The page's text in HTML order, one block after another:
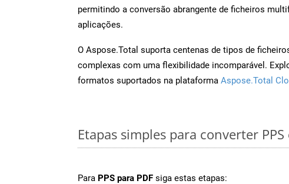
permitindo a conversão abrangente de ficheiros
aplicações.
O Aspose.Total suporta centenas de tipos de
complexas com uma flexibilidade incomparável.
formatos suportados na plataforma Aspose.Total
Etapas simples para converter
Para PPS para PDF siga estas etapas: